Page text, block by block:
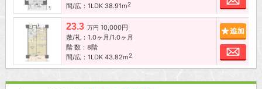
間/広：1LDK 38.91m2
23.3 万円 10,000円
敷/礼：1.0ヶ月/1.0ヶ月
階 数：8階
間/広：1LDK 43.82m2
お